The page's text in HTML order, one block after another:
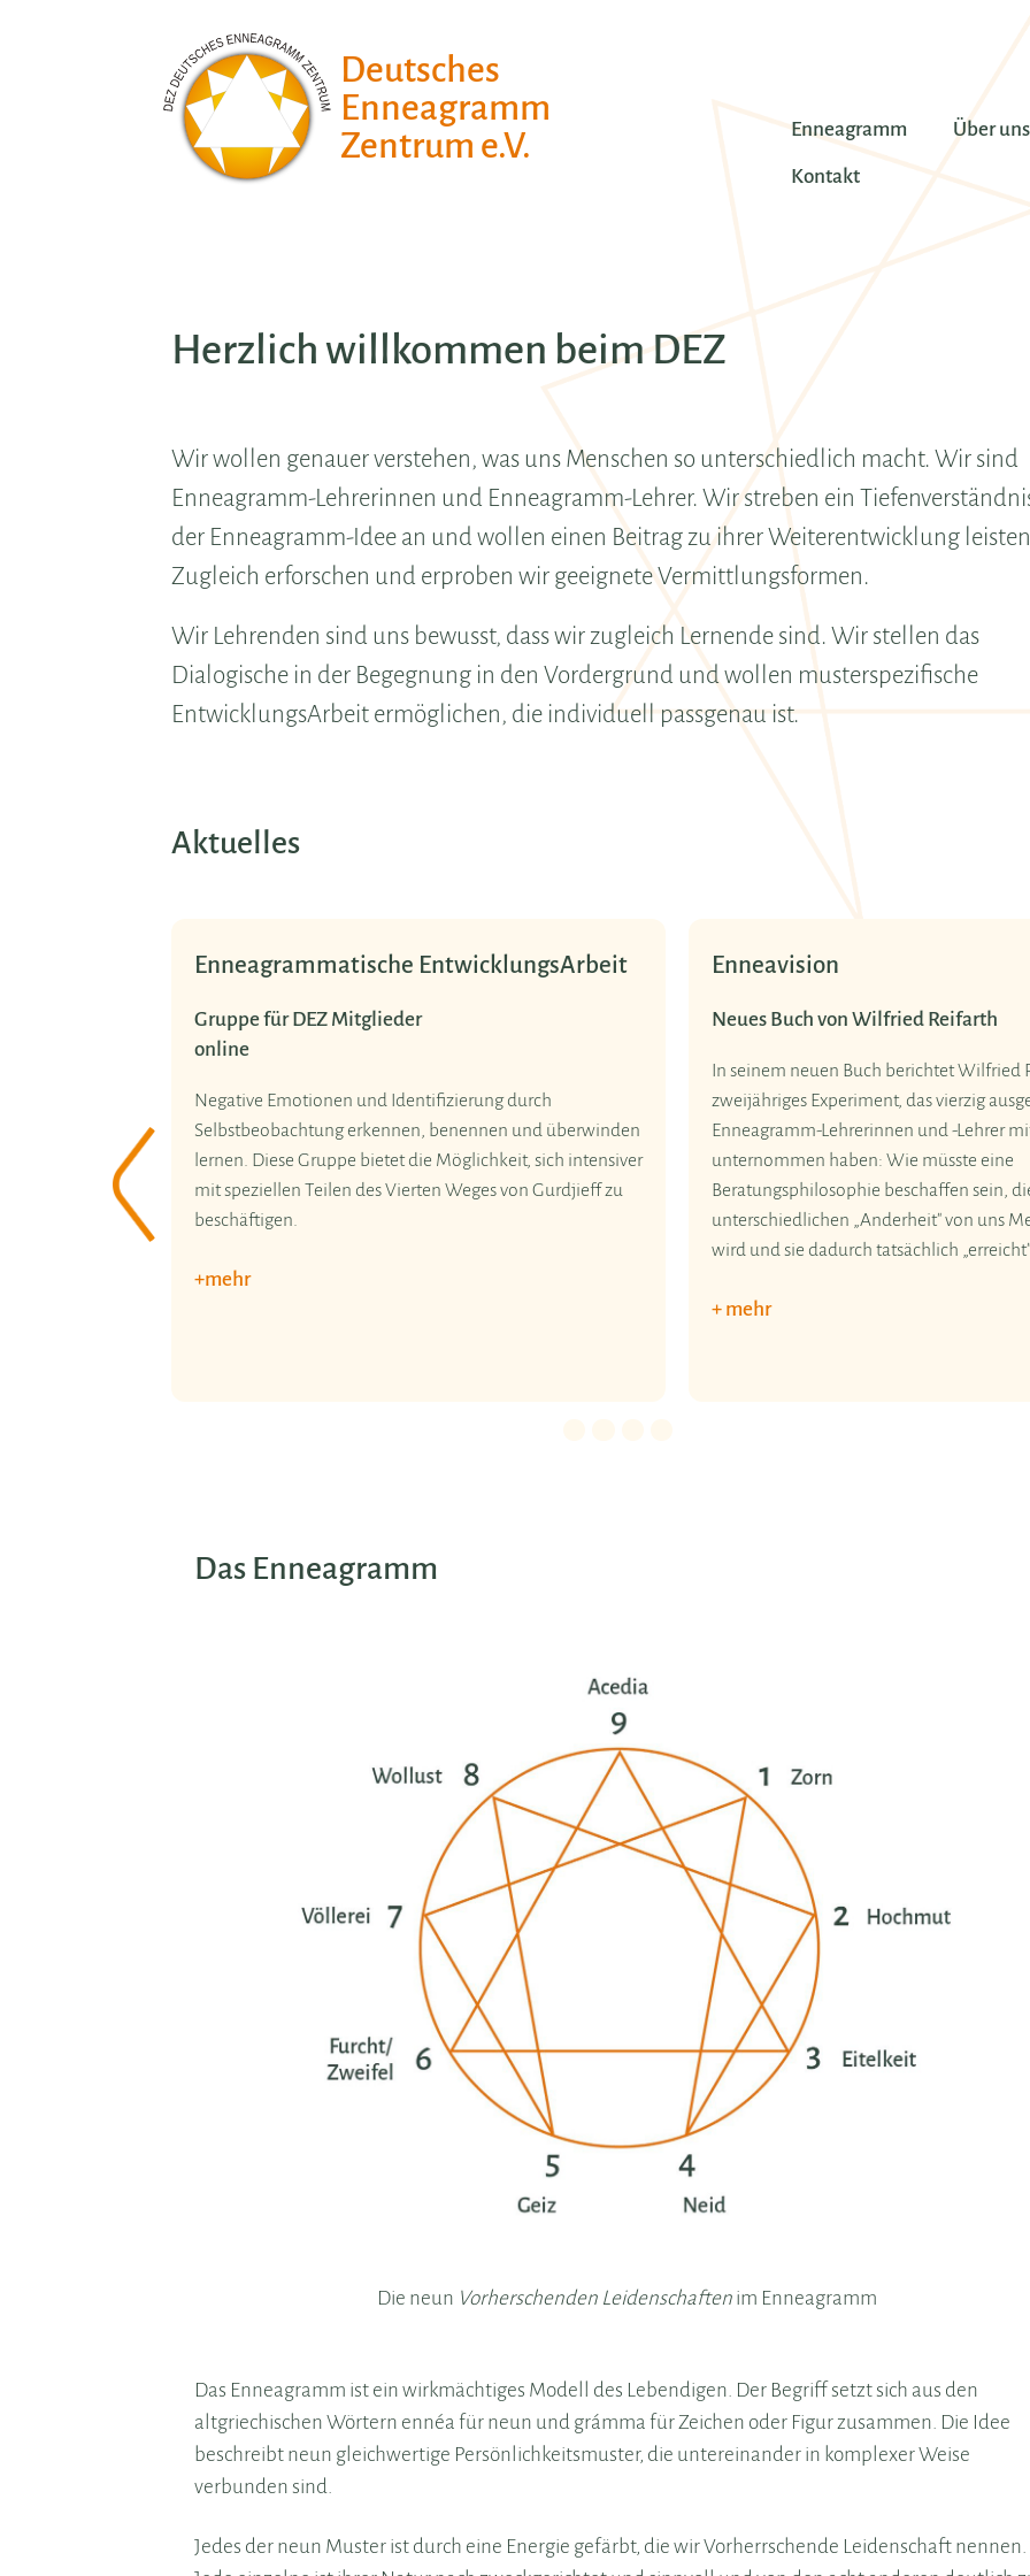
Deutsches
Enneagramm
Zentrum e.V.
Enneagramm Über uns
Kontakt
Herzlich willkommen beim DEZ
Wir wollen genauer verstehen, was uns Menschen so unterschiedlich macht. Wir sind
Enneagramm-Lehrerinnen und Enneagramm-Lehrer. Wir streben ein
der Enneagramm-Idee an und wollen einen Beitrag zu ihrer Weiterentwicklung
Zugleich erforschen und erproben wir geeignete Vermittlungsformen.
Wir Lehrenden sind uns bewusst, dass wir zugleich Lernende sind. Wir stellen das
Dialogische in der Begegnung in den Vordergrund und wollen musterspezifische
EntwicklungsArbeit ermöglichen, die individuell passgenau ist.
Aktuelles
Voheriger Slide
Enneavision
Neues Buch von Wilfried Reifarth
In seinem neuen Buch berichtet Wilfried Reifarth über ein
zweijähriges Experiment, das vierzig ausgebildete
Enneagramm-Lehrerinnen und -Lehrer mit sich selbst
unternommen haben: Wie müsste eine
Beratungsphilosophie beschaffen sein, die der neunfach
unterschiedlichen „Anderheit" von uns Menschen gerecht
Gelebtes Enneagramm
Auf der Grundlage der Enneagramm-
besser kennenlernen und verstehen.
Chance persönlicher Weiterentwicklung
Verständigung und Begegnung mit
23.-25. April 2027
St. Bonifatiuskloster
Anmeldeschluss: 1. März 2027
+ mehr
Das Enneagramm
Die neun Vorherschenden Leidenschaftenim Enneagramm
Das Enneagramm ist ein wirkmächtiges Modell des Lebendigen. Der Begriff setzt sich aus den
altgriechischen Wörtern ennéa für neun und grámma für Zeichen oder Figur zusammen. Die Idee
beschreibt neun gleichwertige Persönlichkeitsmuster, die untereinander in komplexer Weise
verbunden sind.
Jedes der neun Muster ist durch eine Energie gefärbt, die wir Vorherrschende Leidenschaft nennen.